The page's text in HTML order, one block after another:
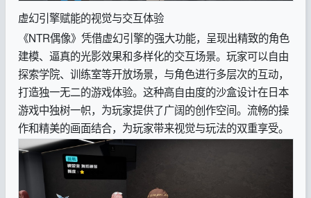
虚幻引擎赋能的视觉与交互体验
《NTR偶像》凭借虚幻引擎的强大功能，呈现出精致的角色
建模、逼真的光影效果和多样化的交互场景。玩家可以自由
探索学院、训练室等开放场景，与角色进行多层次的互动，
打造独一无二的游戏体验。这种高自由度的沙盒设计在日本
游戏中独树一帜，为玩家提供了广阔的创作空间。流畅的操
作和精美的画面结合，为玩家带来视觉与玩法的双重享受。